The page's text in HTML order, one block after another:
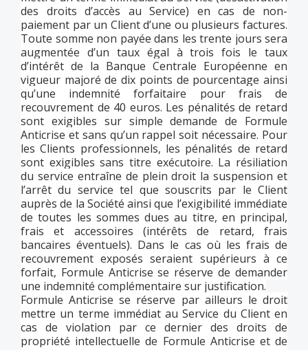
des droits d’accès au Service) en cas de non-
paiement par un Client d’une ou plusieurs factures.
Toute somme non payée dans les trente jours sera
augmentée d’un taux égal à trois fois le taux
d’intérêt de la Banque Centrale Européenne en
vigueur majoré de dix points de pourcentage ainsi
qu’une indemnité forfaitaire pour frais de
recouvrement de 40 euros. Les pénalités de retard
sont exigibles sur simple demande de Formule
Anticrise et sans qu’un rappel soit nécessaire. Pour
les Clients professionnels, les pénalités de retard
sont exigibles sans titre exécutoire. La résiliation
du service entraîne de plein droit la suspension et
l’arrêt du service tel que souscrits par le Client
auprès de la Société ainsi que l’exigibilité immédiate
de toutes les sommes dues au titre, en principal,
frais et accessoires (intérêts de retard, frais
bancaires éventuels). Dans le cas où les frais de
recouvrement exposés seraient supérieurs à ce
forfait, Formule Anticrise se réserve de demander
une indemnité complémentaire sur justification.
Formule Anticrise se réserve par ailleurs le droit
mettre un terme immédiat au Service du Client en
cas de violation par ce dernier des droits de
propriété intellectuelle de Formule Anticrise et de